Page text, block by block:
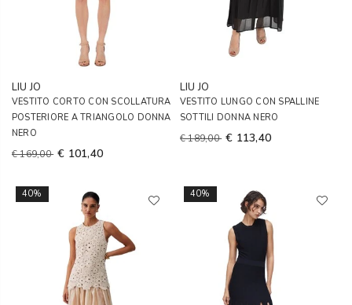
LIU JO
VESTITO CORTO CON SCOLLATURA
POSTERIORE A TRIANGOLO DONNA
NERO
€ 169,00 € 101,40
LIU JO
VESTITO LUNGO CON SPALLINE
SOTTILI DONNA NERO
€ 189,00 € 113,40
40% 40%